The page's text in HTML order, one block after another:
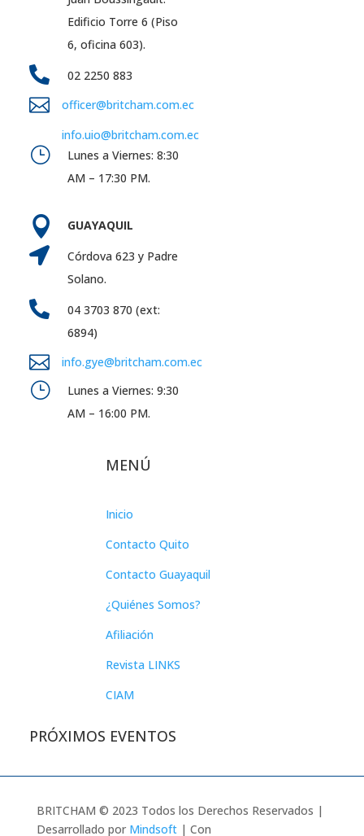
Edificio Torre 6 (Piso
6, oficina 603).
 02 2250 883

officer@britcham.com.ec
info.uio@britcham.com.ec
}
Lunes a Viernes: 8:30
AM – 17:30 PM.
 GUAYAQUIL

Córdova 623 y Padre
Solano.

04 3703 870 (ext:
6894)
 info.gye@britcham.com.ec
}
Lunes a Viernes: 9:30
AM – 16:00 PM.
MENÚ
Inicio
Contacto Quito
Contacto Guayaquil
¿Quiénes Somos?
Afiliación
Revista LINKS
CIAM
PRÓXIMOS EVENTOS
BRITCHAM © 2023 Todos los Derechos Reservados |
Desarrollado por Mindsoft| Con